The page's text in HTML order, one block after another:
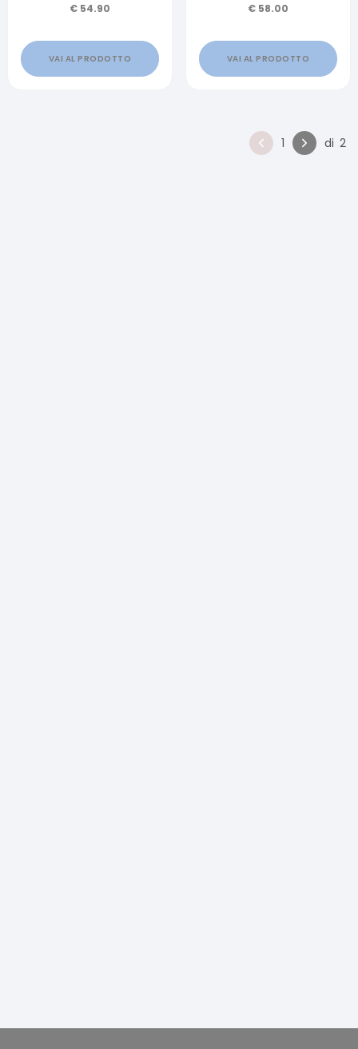
€ 54.90
VAI AL PRODOTTO
€ 58.00
VAI AL PRODOTTO
1 di 2